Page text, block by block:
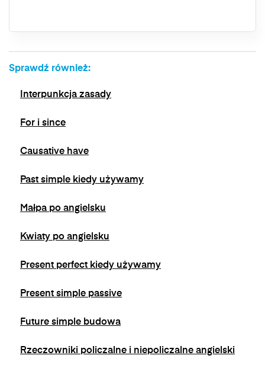
bez wpływu na zgodność z prawem
jest możliwe poprzez kontakt z Administratorem
naciśniecie przycisku "wypisz się" znajdującego
Sprawdź również:
Interpunkcja zasady
For i since
Causative have
Past simple kiedy używamy
Małpa po angielsku
Kwiaty po angielsku
Present perfect kiedy używamy
Present simple passive
Future simple budowa
Rzeczowniki policzalne i niepoliczalne angielski